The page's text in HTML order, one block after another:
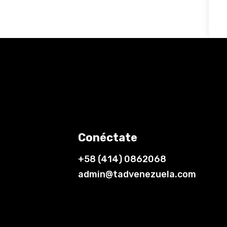
Conéctate
+58 (414) 0862068
admin@tadvenezuela.com